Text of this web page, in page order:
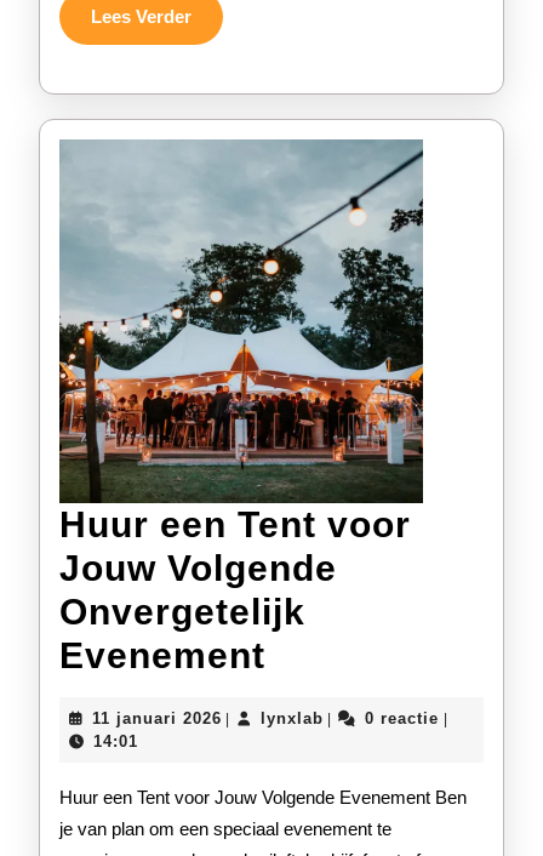
Lees VerderLees
Verder
Huur een Tent voor
Jouw Volgende
Onvergetelijk
Evenement
Tent
voor
Jouw
11 januari 2026 11
lynxlablynxlab0 reactie
14:01
Huur een Tent voor Jouw Volgende Evenement Ben
je van plan om een speciaal evenement te